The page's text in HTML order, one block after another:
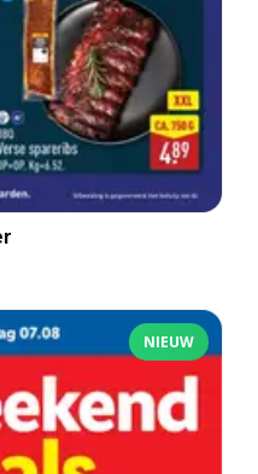
NIEUW